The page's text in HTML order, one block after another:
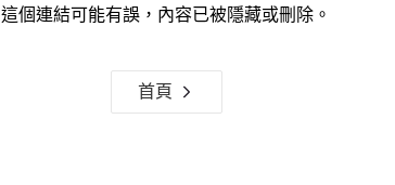
這個連結可能有誤，內容已被隱藏或刪除。
首頁